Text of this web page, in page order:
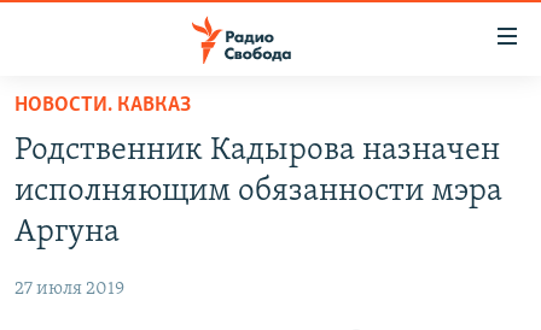
упрощенного
доступа
основному
Вернутся
ПОДКАСТЫ
АВТОРСКИЕ ПРОЕКТЫ
МНЕНИЯ
НОВОСТИ. КАВКАЗ
Родственник Кадырова назначен
исполняющим обязанности мэра
Аргуна
27 июля 2019